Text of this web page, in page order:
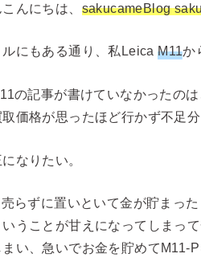
んにちは、 sakucameBlog
ルにもある通り、私LeicaM11か
の記事が書けていなかったの
価格が思ったほど行かず不足
なりたい。
売らずに置いといて金が貯まっ
いうことが甘えになってしまっ
まい、急いでお金を貯めてM11-